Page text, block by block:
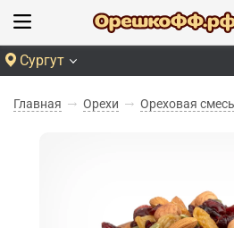
Сургут
Главная Орехи Ореховая смесь